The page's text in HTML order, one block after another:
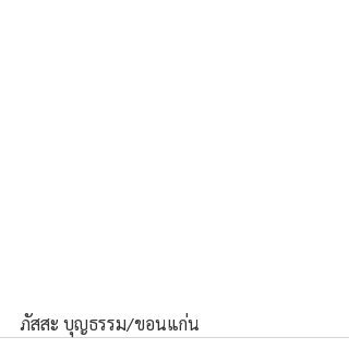
ภัสสะ บุญธรรม/ขอนแก่น